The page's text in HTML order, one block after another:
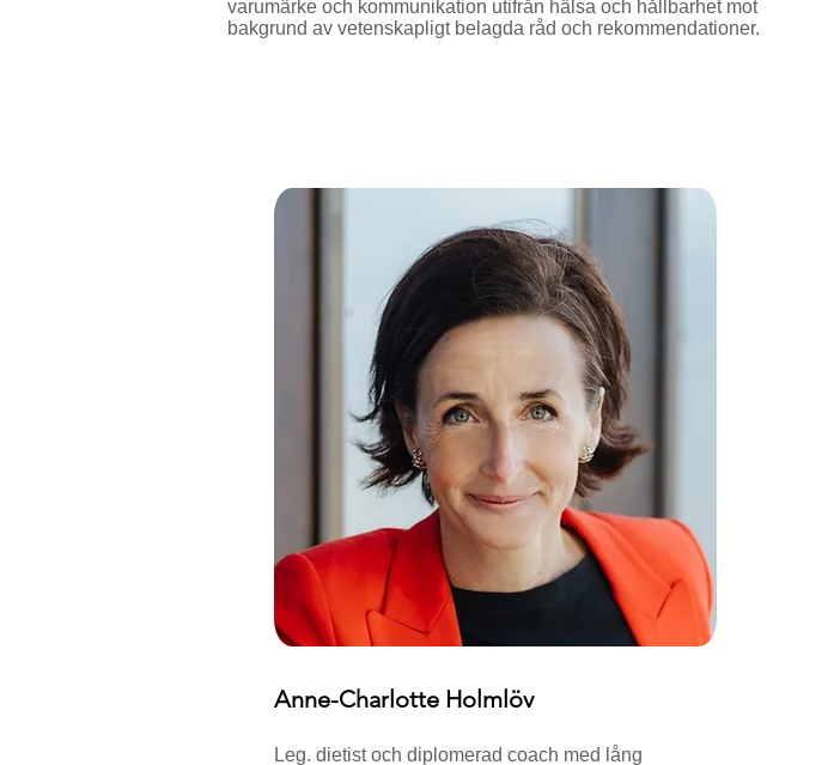
varumärke och kommunikation utifrån hälsa och hållbarhet mot
bakgrund av vetenskapligt belagda råd och rekommendationer.
Anne-Charlotte Holmlöv
Leg. dietist och diplomerad coach med lång